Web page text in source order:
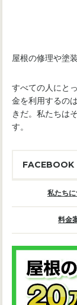
屋根の修理や塗
すべての人にと
金を利用するの
きだ。私たちは
す。
FACEBOOK
私たち
料金